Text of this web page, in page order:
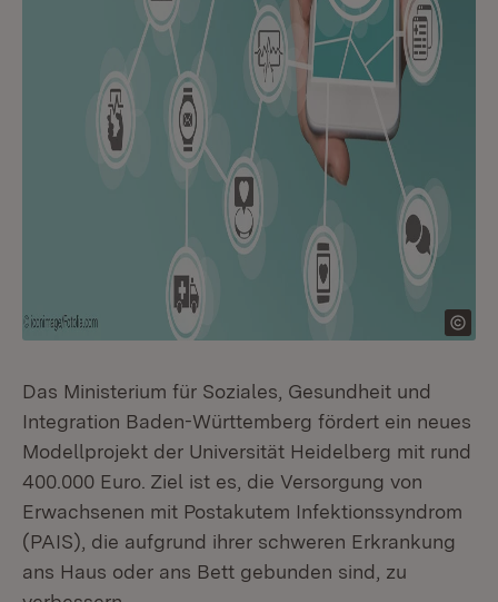
Das Ministerium für Soziales, Gesundheit und
Integration Baden-Württemberg fördert ein neues
Modellprojekt der Universität Heidelberg mit rund
400.000 Euro. Ziel ist es, die Versorgung von
Erwachsenen mit Postakutem Infektionssyndrom
(PAIS), die aufgrund ihrer schweren Erkrankung
ans Haus oder ans Bett gebunden sind, zu